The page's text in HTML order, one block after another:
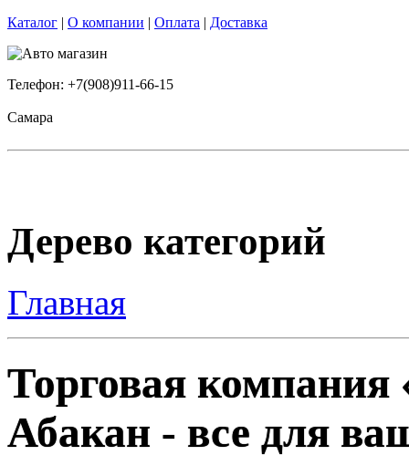
Каталог | О компании | Оплата | Доставка
Телефон: +7(908)911-66-15
Самара
Дерево категорий
Главная
Торговая компания
Абакан - все для